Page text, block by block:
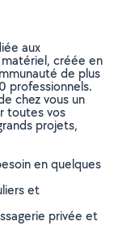
aux
créée en
de plus
professionnels.
chez vous un
toutes vos
projets,
en quelques
et
privée et